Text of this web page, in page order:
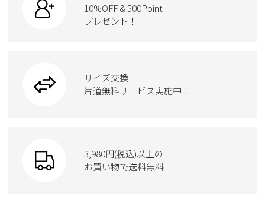
ワークシューズ
ウェア
moz
ブーツ
Parade
スクール
new balance
ハンドバッグ
トートバッグ
ケア用品
10%OFF & 500Point
プレゼント！
サイズ交換
片道無料サービス実施中！
3,980円(税込)以上の
お買い物で送料無料